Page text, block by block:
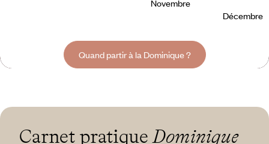
Novembre
Décembre
Quand partir à la Dominique ?
Carnet pratique Dominique